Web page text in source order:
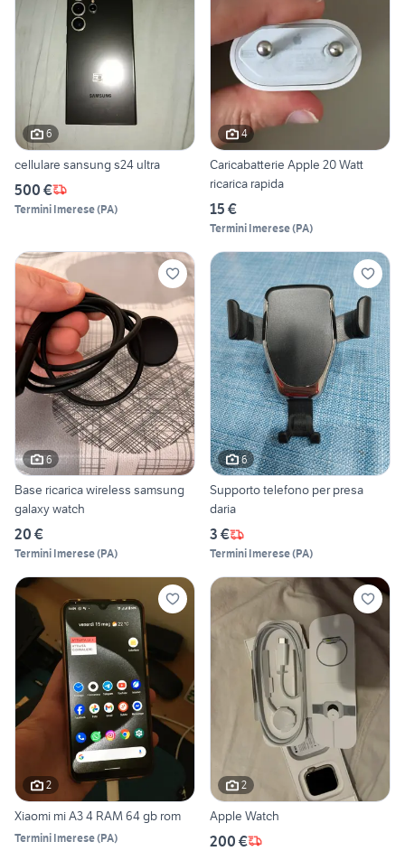
6
cellulare sansung s24 ultra
500 €
Termini Imerese(PA)
4
Caricabatterie Apple 20 Watt
ricarica rapida
15 €
Termini Imerese(PA)
6
Base ricarica wireless samsung
galaxy watch
20 €
Termini Imerese(PA)
6
Supporto telefono per presa
daria
3 €
Termini Imerese(PA)
2
Xiaomi mi A3 4 RAM 64 gb rom
Termini Imerese(PA)
2
Apple Watch
200 €